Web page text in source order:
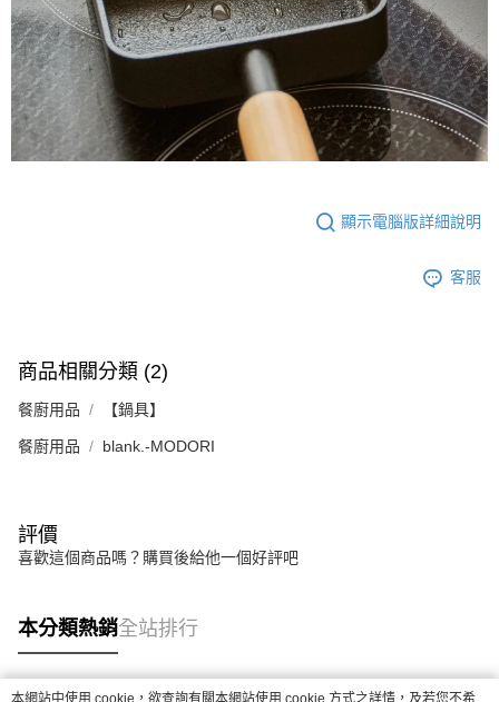
顯示電腦版詳細說明
客服
商品相關分類 (2)
餐廚用品 【鍋具】
餐廚用品 blank.-MODORI
評價
喜歡這個商品嗎？購買後給他一個好評吧
本分類熱銷全站排行
本網站中使用 cookie，欲查詢有關本網站使用 cookie 方式之詳情，及若您不希